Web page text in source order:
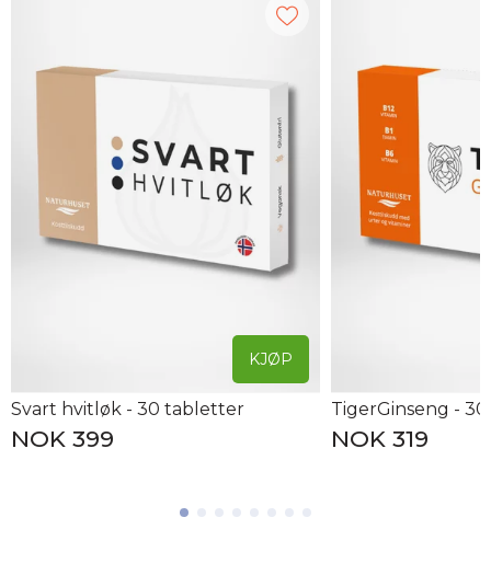
Svart hvitløk - 30 tabletter
NOK 399
KJØP
TigerGinseng -
NOK 319